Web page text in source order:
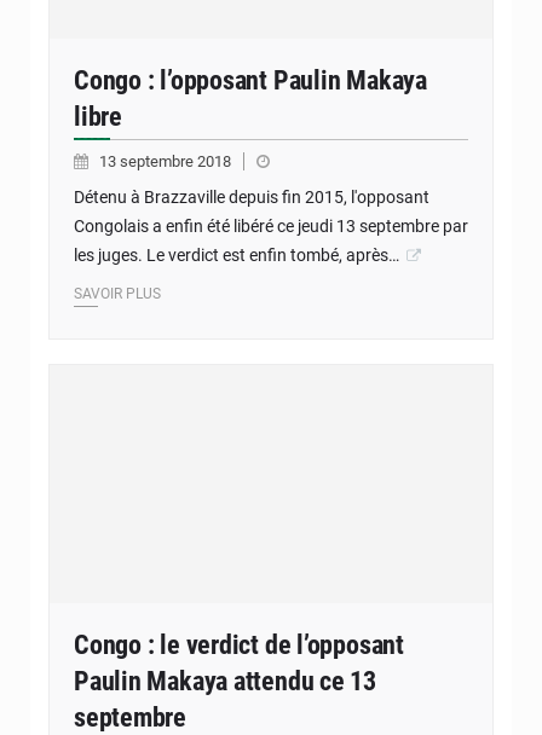
Congo : l’opposant Paulin Makaya
libre
13 septembre 2018
Détenu à Brazzaville depuis fin 2015, l'opposant
Congolais a enfin été libéré ce jeudi 13 septembre par
les juges. Le verdict est enfin tombé, après…
SAVOIR PLUS
Congo : le verdict de l’opposant
Paulin Makaya attendu ce 13
septembre